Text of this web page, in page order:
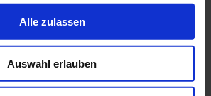
um Inhalte und Anzeigen zu
Zugriffe auf unsere Website zu
geben wir Informationen zu Ihrer
Alle zulassen
Auswahl erlauben